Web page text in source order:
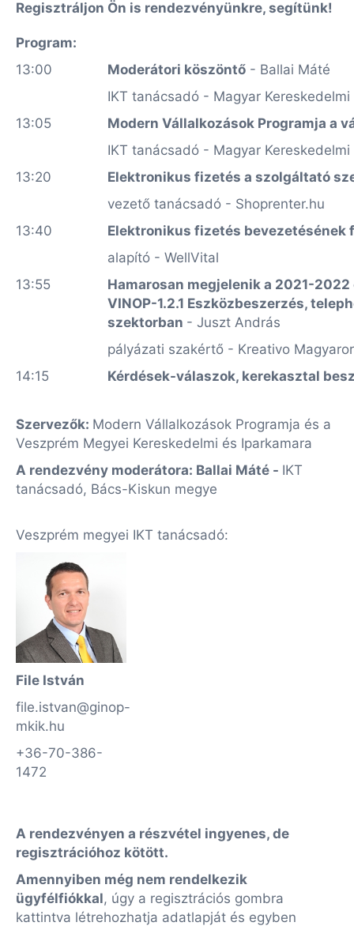
Regisztráljon Ön is rendezvényünkre, segítünk!
Program:
13:00
Moderátori köszöntő - Ballai Máté
IKT tanácsadó - Magyar
13:05
Modern Vállalkozások Programja a
IKT tanácsadó - Magyar
13:20
Elektronikus fizetés a szolgáltató
vezető tanácsadó - Shoprenter.hu
13:40
Elektronikus fizetés bevezetésének
alapító - WellVital
13:55
Hamarosan megjelenik a 2021-
VINOP-1.2.1 Eszközbeszerzés,
szektorban - Juszt András
pályázati szakértő - Kreativo
14:15
Kérdések-válaszok, kerekasztal
Szervezők: Modern Vállalkozások Programja és a
Veszprém Megyei Kereskedelmi és Iparkamara
A rendezvény moderátora: Ballai Máté - IKT
tanácsadó, Bács-Kiskun megye
Veszprém megyei IKT tanácsadó:
File István
file.istvan@ginop-
mkik.hu
+36-70-386-
1472
A rendezvényen a részvétel ingyenes, de
regisztrációhoz kötött.
Amennyiben még nem rendelkezik
ügyfélfiókkal, úgy a regisztrációs gombra
kattintva létrehozhatja adatlapját és egyben